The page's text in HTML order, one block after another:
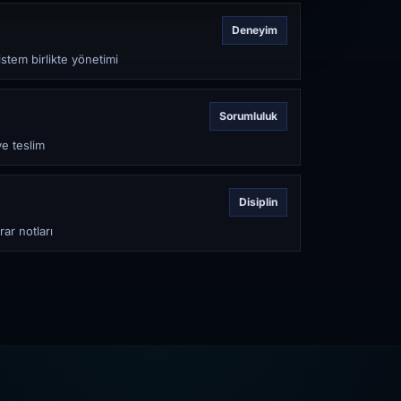
Deneyim
birlikte yönetimi
Sorumluluk
teslim
Disiplin
notları